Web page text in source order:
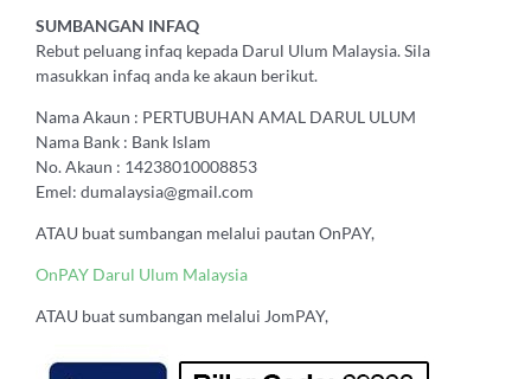
SUMBANGAN INFAQ
Rebut peluang infaq kepada Darul Ulum Malaysia. Sila
masukkan infaq anda ke akaun berikut.
Nama Akaun : PERTUBUHAN AMAL DARUL ULUM
Nama Bank : Bank Islam
No. Akaun : 14238010008853
Emel: dumalaysia@gmail.com
ATAU buat sumbangan melalui pautan OnPAY,
OnPAY Darul Ulum Malaysia
ATAU buat sumbangan melalui JomPAY,